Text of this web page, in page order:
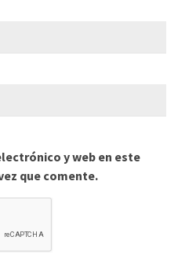
y web en este
que comente.